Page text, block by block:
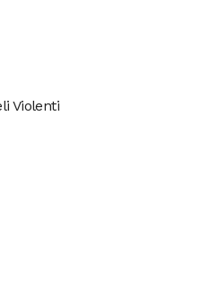
Violenti